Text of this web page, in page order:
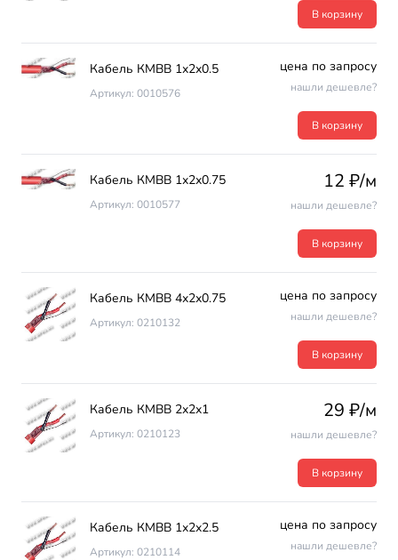
В корзину
Кабель КМВВ 1х2х0.5
Артикул: 0010576
цена по запросу
нашли дешевле?
В корзину
Кабель КМВВ 1х2х0.75
Артикул: 0010577
12 ₽/м
нашли дешевле?
В корзину
Кабель КМВВ 4х2х0.75
Артикул: 0210132
цена по запросу
нашли дешевле?
В корзину
Кабель КМВВ 2х2х1
Артикул: 0210123
29 ₽/м
нашли дешевле?
В корзину
Кабель КМВВ 1х2х2.5
Артикул: 0210114
цена по запросу
нашли дешевле?